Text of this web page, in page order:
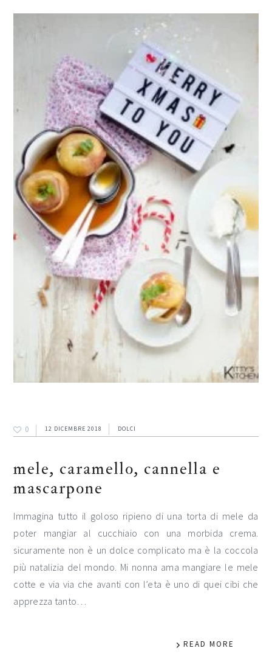
0 12 DICEMBRE 2018 DOLCI
mele, caramello, cannella e
mascarpone
Immagina tutto il goloso ripieno di una torta di mele da
poter mangiar al cucchiaio con una morbida crema.
sicuramente non è un dolce complicato ma è la coccola
più natalizia del mondo. Mi nonna ama mangiare le mele
cotte e via via che avanti con l’eta è uno di quei cibi che
apprezza tanto…
READ MORE